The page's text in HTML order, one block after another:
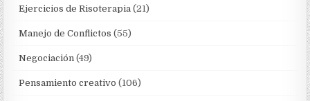
Ejercicios de Risoterapia (21)
Manejo de Conflictos (55)
Negociación (49)
Pensamiento creativo (106)